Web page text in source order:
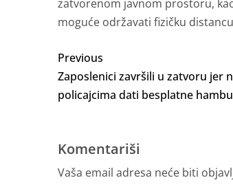
zatvorenom javnom prostoru,
moguće održavati fizičku
Previous
Zaposlenici završili u zatvoru jer
policajcima dati besplatne
Komentariši
Vaša email adresa neće biti